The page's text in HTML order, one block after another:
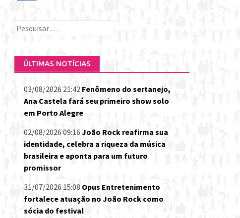
Pesquisar
ÚLTIMAS NOTÍCIAS
03/08/2026 21:42 Fenômeno do sertanejo,
Ana Castela fará seu primeiro show solo
em Porto Alegre
02/08/2026 09:16 João Rock reafirma sua
identidade, celebra a riqueza da música
brasileira e aponta para um futuro
promissor
31/07/2026 15:08 Opus Entretenimento
fortalece atuação no João Rock como
sócia do festival